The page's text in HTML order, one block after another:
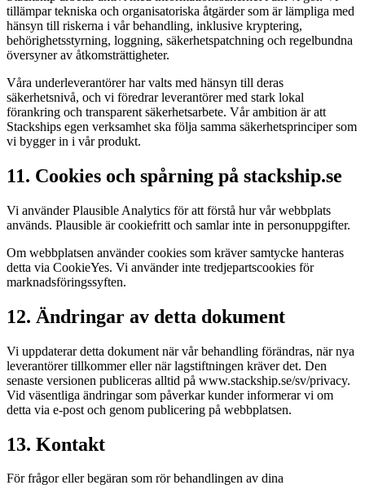
tillämpar tekniska och organisatoriska åtgärder som är lämpliga med
hänsyn till riskerna i vår behandling, inklusive kryptering,
behörighetsstyrning, loggning, säkerhetspatchning och regelbundna
översyner av åtkomsträttigheter.
Våra underleverantörer har valts med hänsyn till deras
säkerhetsnivå, och vi föredrar leverantörer med stark lokal
förankring och transparent säkerhetsarbete. Vår ambition är att
Stackships egen verksamhet ska följa samma säkerhetsprinciper som
vi bygger in i vår produkt.
11. Cookies och spårning på stackship.se
Vi använder Plausible Analytics för att förstå hur vår webbplats
används. Plausible är cookiefritt och samlar inte in personuppgifter.
Om webbplatsen använder cookies som kräver samtycke hanteras
detta via CookieYes. Vi använder inte tredjepartscookies för
marknadsföringssyften.
12. Ändringar av detta dokument
Vi uppdaterar detta dokument när vår behandling förändras, när nya
leverantörer tillkommer eller när lagstiftningen kräver det. Den
senaste versionen publiceras alltid på www.stackship.se/sv/privacy.
Vid väsentliga ändringar som påverkar kunder informerar vi om
detta via e-post och genom publicering på webbplatsen.
13. Kontakt
För frågor eller begäran som rör behandlingen av dina